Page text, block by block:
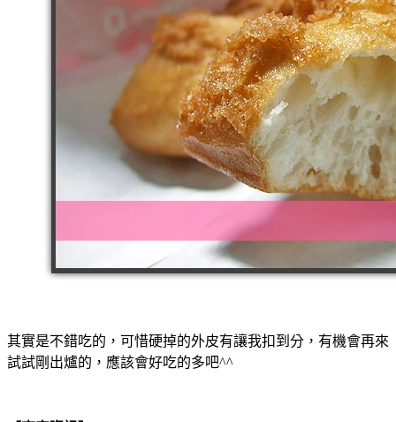
其實是不錯吃的，可惜硬掉的外皮有讓我扣到分，有機會再來
試試剛出爐的，應該會好吃的多吧^^